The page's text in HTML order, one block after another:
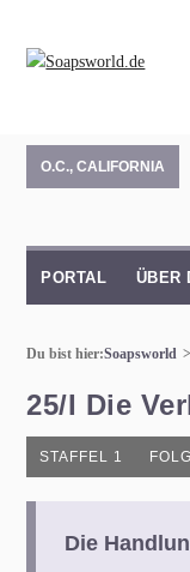
O.C., CALIFORNIA
PORTAL ÜBER
Du bist hier:Soapsworld
25/I Die
STAFFEL 1
Die